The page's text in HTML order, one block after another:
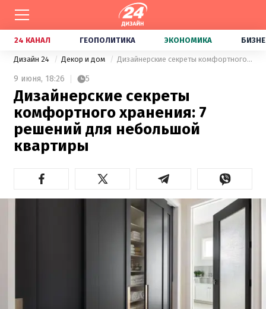
24 КАНАЛ ГЕОПОЛИТИКА ЭКОНОМИКА
Дизайн 24 Декор и дом Дизайнерские секреты комфортного хранения: 7 решений для небольшой квартиры
9 июня, 18:26 5
Дизайнерские секреты
комфортного хранения: 7
решений для небольшой
квартиры